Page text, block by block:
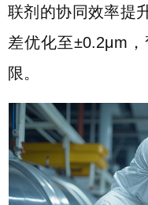
联剂的协同效率提
差优化至±0.2μm
限。